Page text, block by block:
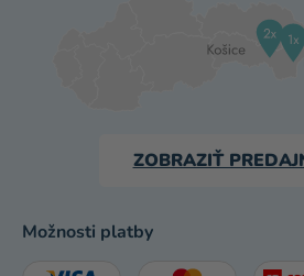
ZOBRAZIŤ
Možnosti platby